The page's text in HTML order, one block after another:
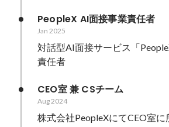
PeopleX AI面接事業責任者
Jan 2025
対話型AI面接サービス「
責任者
CEO室 兼 CSチーム
Aug 2024
株式会社PeopleXにてCEO室に